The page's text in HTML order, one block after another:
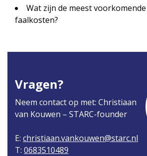
Wat zijn de meest
faalkosten?
Vragen?
Neem contact op met: Christiaan
van Kouwen – STARC-founder
E: christiaan.vankouwen@starc.nl
T: 0683510489